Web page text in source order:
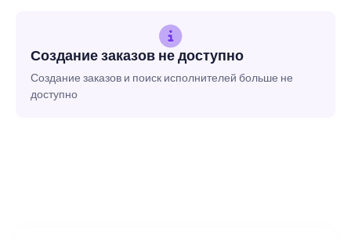
Создание заказов не доступно
Создание заказов и поиск исполнителей больше не
доступно